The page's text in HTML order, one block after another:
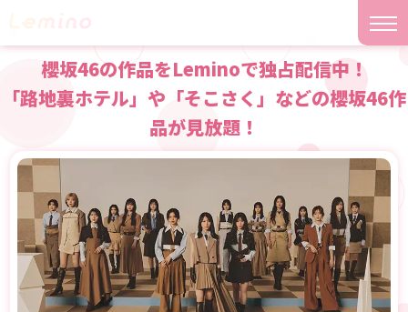
櫻坂46の作品をLeminoで独占配信中！
「路地裏ホテル」や「そこさく」などの櫻坂46作
品が見放題！